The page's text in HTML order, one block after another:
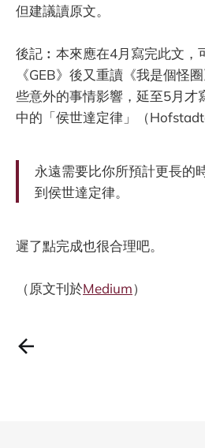
但建議讀原文。
後記︰本來應在4月寫完此文，
《GEB》後又重讀《我是個怪
些意外的事情影響，延至5月才
中的「侯世達定律」（
永遠需要比你所預計更長
到侯世達定律。
遲了點完成也很合理吧。
（原文刊於Medium）